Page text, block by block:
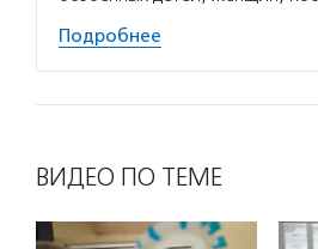
Подробнее
ВИДЕО ПО ТЕМЕ